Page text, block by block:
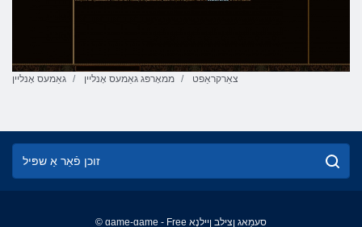
גאַמעס אָנליין ממאָרפּג גאַמעס אָנליין צאַרקראַפט
© game-game - Free סעמַאג ןצילב ןיילנָא